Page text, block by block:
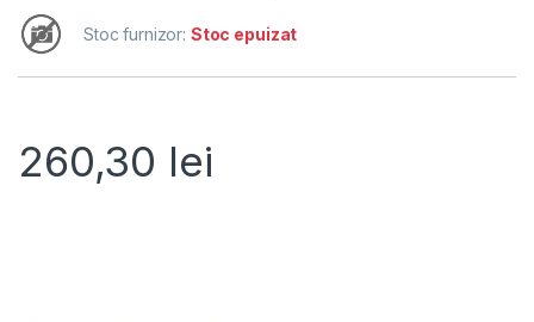
Stoc furnizor: Stoc epuizat
260,30 lei